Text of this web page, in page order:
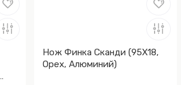
Нож Финка Сканди (95Х18,
Орех, Алюминий)